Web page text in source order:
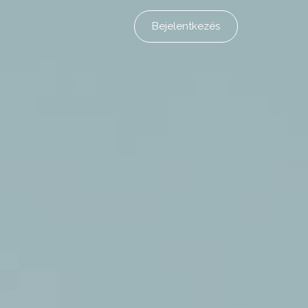
Bejelentkezés